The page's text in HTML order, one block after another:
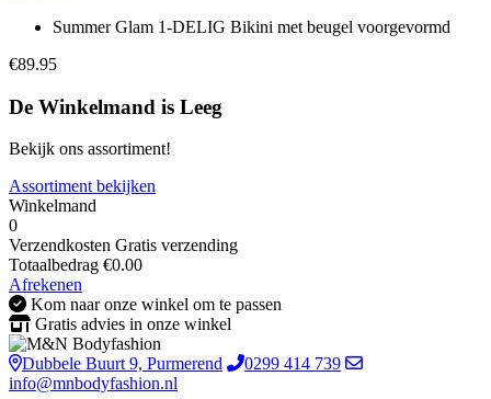
Summer Glam 1-DELIG Bikini met beugel voorgevormd
€89.95
De Winkelmand is Leeg
Bekijk ons assortiment!
Assortiment bekijken
Winkelmand
0
Verzendkosten Gratis verzending
Totaalbedrag €0.00
Afrekenen
Kom naar onze winkel om te passen
Gratis advies in onze winkel
Dubbele Buurt 9, Purmerend
0299 414 739
info@mnbodyfashion.nl